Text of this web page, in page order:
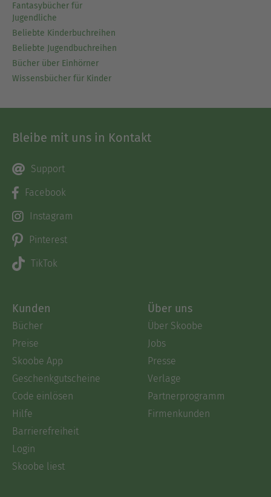
Fantasybücher für
Jugendliche
Beliebte Kinderbuchreihen
Beliebte Jugendbuchreihen
Bücher über Einhörner
Wissensbücher für Kinder
Bleibe mit uns in Kontakt
Support
Facebook
Instagram
Pinterest
TikTok
Kunden
Bücher
Preise
Skoobe App
Geschenkgutscheine
Code einlösen
Hilfe
Barrierefreiheit
Login
Skoobe liest
Über uns
Über Skoobe
Jobs
Presse
Verlage
Partnerprogramm
Firmenkunden